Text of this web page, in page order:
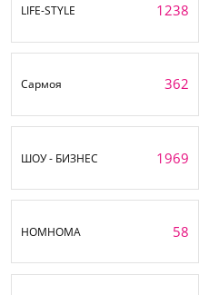
LIFE-STYLE 1238
Сармоя 362
ШОУ - БИЗНЕС 1969
НОМНОМА 58